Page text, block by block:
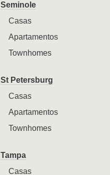
Seminole
Casas
Apartamentos
Townhomes
St Petersburg
Casas
Apartamentos
Townhomes
Tampa
Casas